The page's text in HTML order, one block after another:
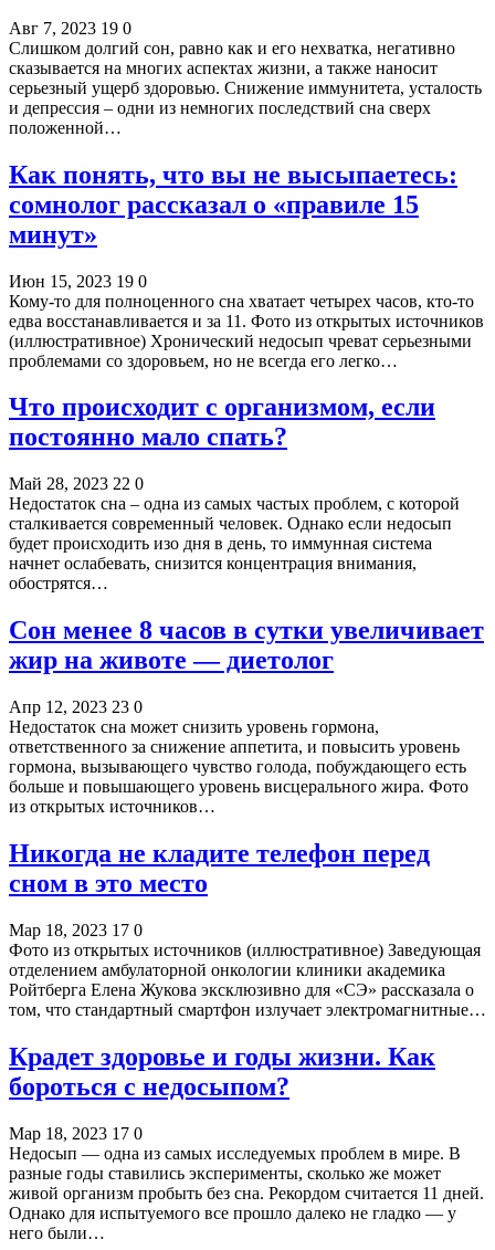
Авг 7, 2023 19 0
Слишком долгий сон, равно как и его нехватка, негативно
сказывается на многих аспектах жизни, а также наносит
серьезный ущерб здоровью. Снижение иммунитета, усталость
и депрессия – одни из немногих последствий сна сверх
положенной…
Как понять, что вы не высыпаетесь:
сомнолог рассказал о «правиле 15
минут»
Июн 15, 2023 19 0
Кому-то для полноценного сна хватает четырех часов, кто-то
едва восстанавливается и за 11. Фото из открытых источников
(иллюстративное) Хронический недосып чреват серьезными
проблемами со здоровьем, но не всегда его легко…
Что происходит с организмом, если
постоянно мало спать?
Май 28, 2023 22 0
Недостаток сна – одна из самых частых проблем, с которой
сталкивается современный человек. Однако если недосып
будет происходить изо дня в день, то иммунная система
начнет ослабевать, снизится концентрация внимания,
обострятся…
Сон менее 8 часов в сутки увеличивает
жир на животе — диетолог
Апр 12, 2023 23 0
Недостаток сна может снизить уровень гормона,
ответственного за снижение аппетита, и повысить уровень
гормона, вызывающего чувство голода, побуждающего есть
больше и повышающего уровень висцерального жира. Фото
из открытых источников…
Никогда не кладите телефон перед
сном в это место
Мар 18, 2023 17 0
Фото из открытых источников (иллюстративное) Заведующая
отделением амбулаторной онкологии клиники академика
Ройтберга Елена Жукова эксклюзивно для «СЭ» рассказала о
том, что стандартный смартфон излучает электромагнитные…
Крадет здоровье и годы жизни. Как
бороться с недосыпом?
Мар 18, 2023 17 0
Недосып — одна из самых исследуемых проблем в мире. В
разные годы ставились эксперименты, сколько же может
живой организм пробыть без сна. Рекордом считается 11 дней.
Однако для испытуемого все прошло далеко не гладко — у
него были…